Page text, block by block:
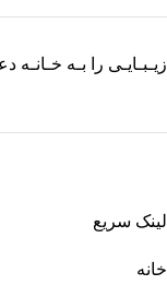
زیـبـایـی را بـه خـانـه
لینک سریع
خانه